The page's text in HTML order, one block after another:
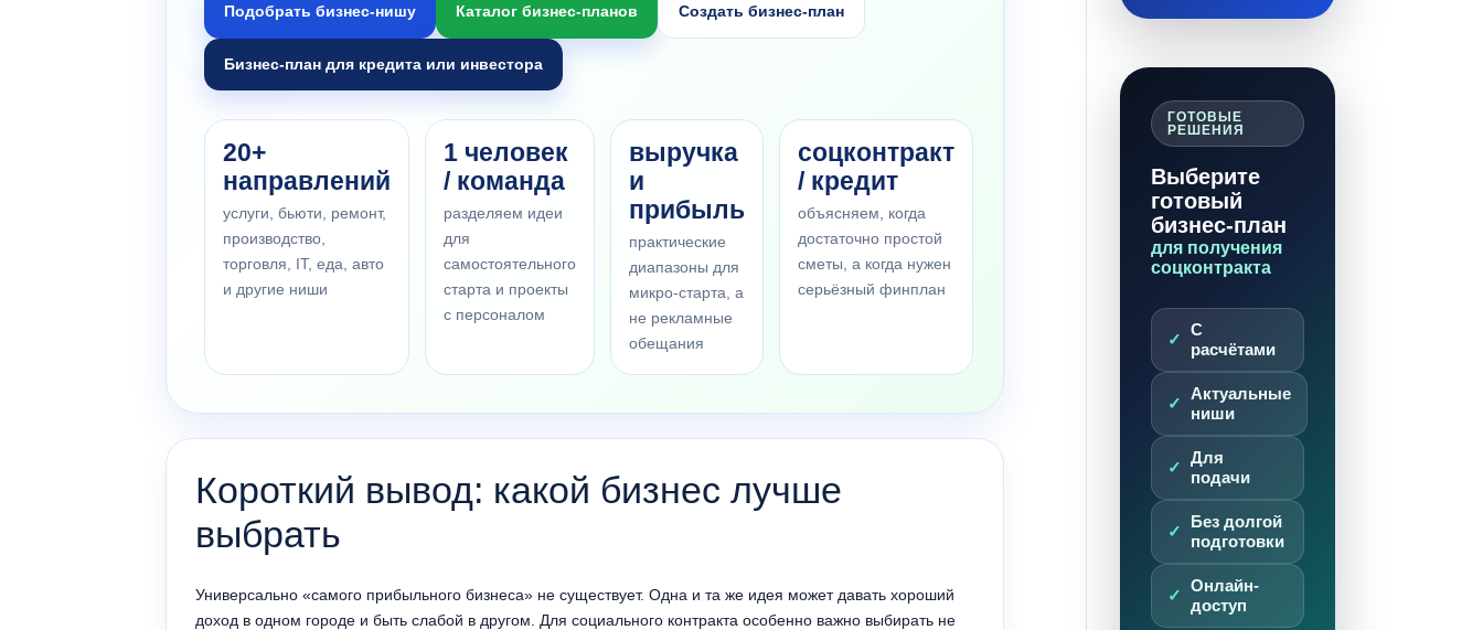
Подобрать бизнес-нишу Каталог бизнес-планов Создать бизнес-план
Бизнес-план для кредита или инвестора
20+
направлений
услуги, бьюти, ремонт,
производство,
торговля, IT, еда, авто
и другие ниши
1 человек
/ команда
разделяем идеи
для
самостоятельного
старта и проекты
с персоналом
выручка
и
прибыль
практические
диапазоны для
микро-старта, а
не рекламные
обещания
соцконтракт
/ кредит
объясняем, когда
достаточно простой
сметы, а когда нужен
серьёзный финплан
Короткий вывод: какой бизнес лучше
выбрать
Универсально «самого прибыльного бизнеса» не существует. Одна и та же идея может давать хороший
доход в одном городе и быть слабой в другом. Для социального контракта особенно важно выбирать не
ГОТОВЫЕ
РЕШЕНИЯ
Выберите
готовый
бизнес-план
для получения
соцконтракта
С
расчётами
Актуальные
ниши
Для
подачи
Без долгой
подготовки
Онлайн-
доступ